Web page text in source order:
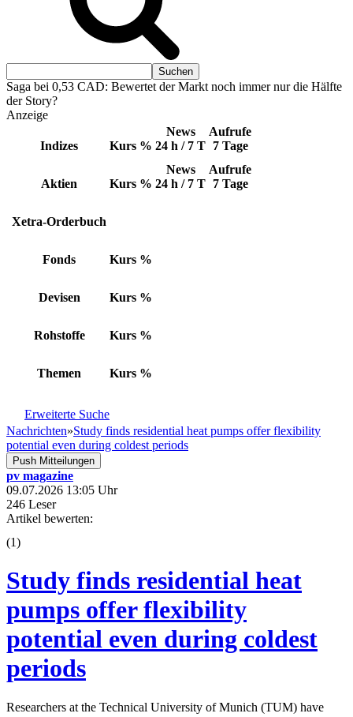
Saga bei 0,53 CAD: Bewertet der Markt noch immer nur die Hälfte
der Story?
Anzeige
Indizes Kurs %
News
24 h / 7 T
Aufrufe
7 Tage
Aktien Kurs %
News
24 h / 7 T
Aufrufe
7 Tage
Xetra-Orderbuch
Fonds Kurs %
Devisen Kurs %
Rohstoffe Kurs %
Themen Kurs %
Erweiterte Suche
Nachrichten»Study finds residential heat pumps offer flexibility
potential even during coldest periods
Push Mitteilungen
pv magazine
09.07.2026 13:05 Uhr
246 Leser
Artikel bewerten:
(1)
Study finds residential heat
pumps offer flexibility
potential even during coldest
periods
Researchers at the Technical University of Munich (TUM) have